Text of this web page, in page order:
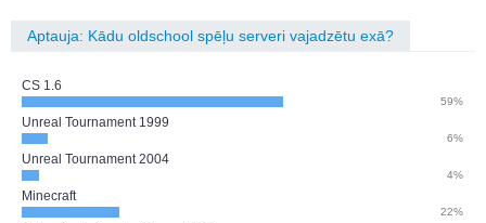
Aptauja: Kādu oldschool spēļu serveri vajadzētu exā?
CS 1.6
59%
Unreal Tournament 1999
6%
Unreal Tournament 2004
4%
Minecraft
22%